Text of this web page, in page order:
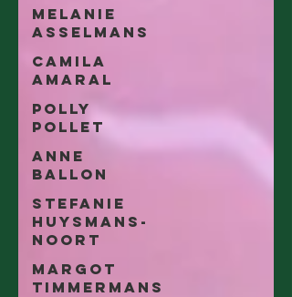
Melanie
Asselmans
Camila
Amaral
Polly
Pollet
Anne
Ballon
Stefanie
Huysmans-
Noort
Margot
Timmermans